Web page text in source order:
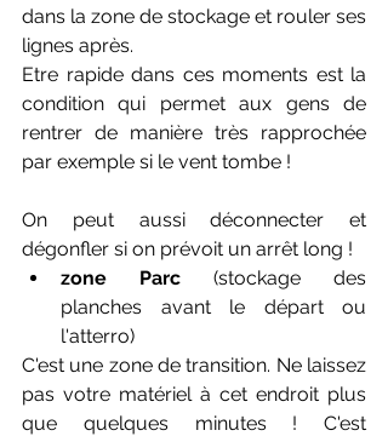
dans la zone de stockage et rouler ses
lignes après.
Etre rapide dans ces moments est la
condition qui permet aux gens de
rentrer de manière très rapprochée
par exemple si le vent tombe !
On peut aussi déconnecter et
dégonfler si on prévoit un arrêt long !
zone Parc (stockage des
planches avant le départ ou
l'atterro)
C'est une zone de transition. Ne laissez
pas votre matériel à cet endroit plus
que quelques minutes ! C'est